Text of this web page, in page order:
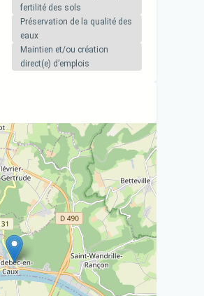
fertilité des sols
Préservation de la qualité des
eaux
Maintien et/ou création
direct(e) d’emplois